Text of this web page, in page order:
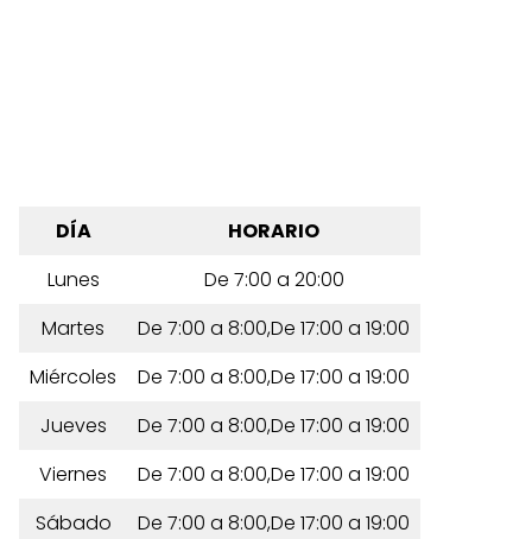
DÍA
HORARIO
Lunes
De 7:00 a 20:00
Martes
De 7:00 a 8:00,De 17:00 a 19:00
Miércoles
De 7:00 a 8:00,De 17:00 a 19:00
Jueves
De 7:00 a 8:00,De 17:00 a 19:00
Viernes
De 7:00 a 8:00,De 17:00 a 19:00
Sábado
De 7:00 a 8:00,De 17:00 a 19:00